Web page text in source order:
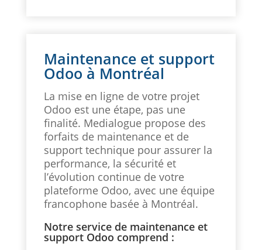
Maintenance et support
Odoo à Montréal
La mise en ligne de votre projet
Odoo est une étape, pas une
finalité. Medialogue propose des
forfaits de maintenance et de
support technique pour assurer la
performance, la sécurité et
l’évolution continue de votre
plateforme Odoo, avec une équipe
francophone basée à Montréal.
Notre service de maintenance et
support Odoo comprend :